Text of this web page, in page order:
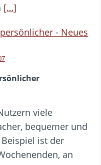
[…]
viele
bequemer und
ist der
an